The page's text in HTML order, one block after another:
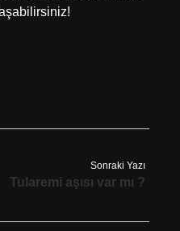
Sonraki Yazı
Tularemi aşısı var mı ?